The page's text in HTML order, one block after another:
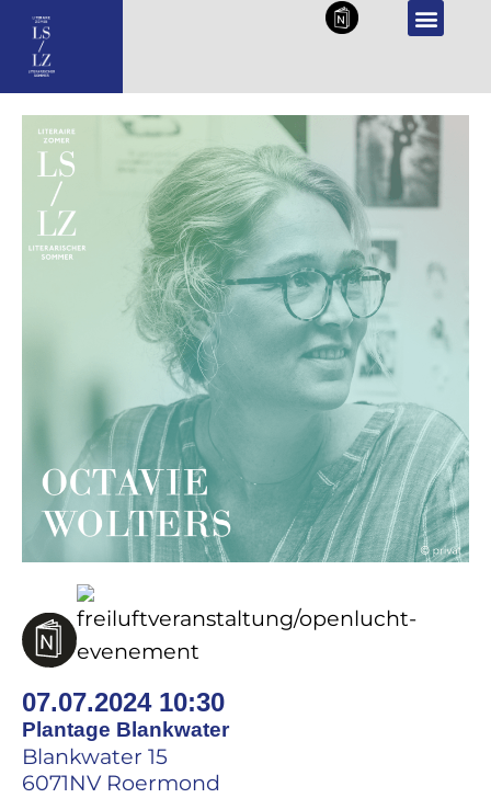
NL DE
07.07.2024 10:30
Plantage Blankwater
Blankwater 15
6071NV Roermond